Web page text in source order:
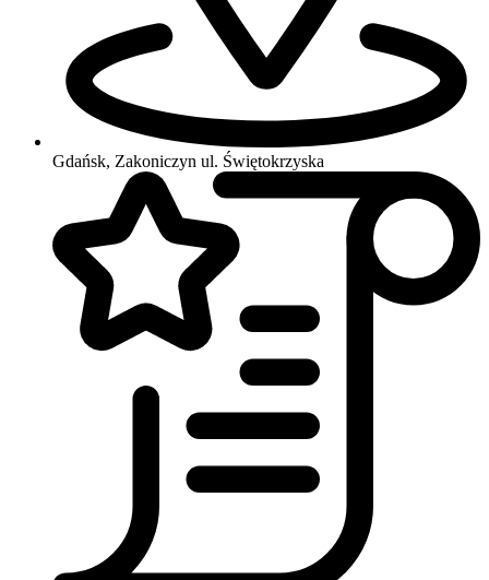
Gdańsk, Zakoniczyn ul. Świętokrzyska